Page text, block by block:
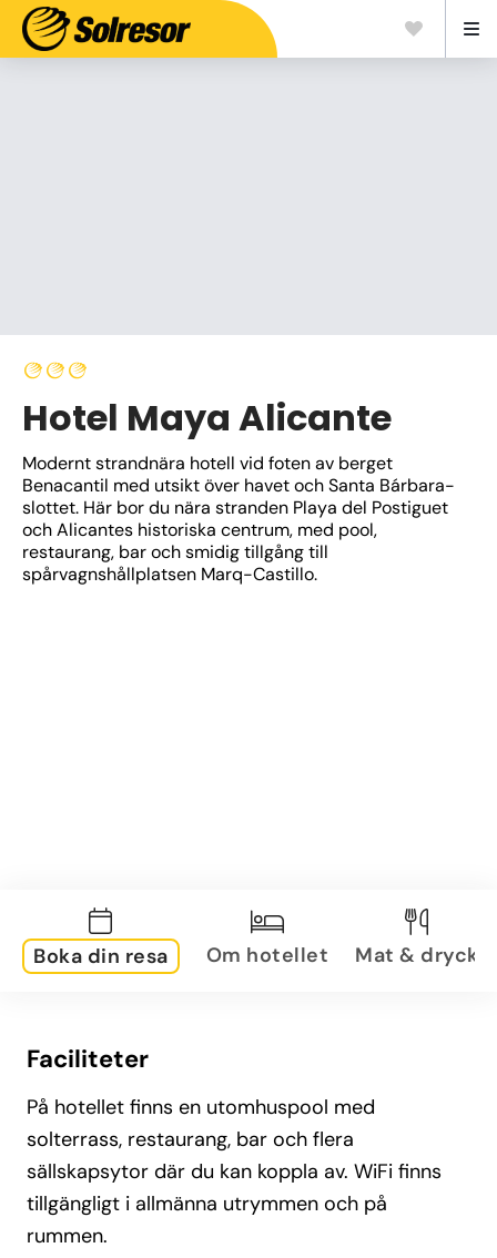
Hotel Maya Alicante
Modernt strandnära hotell vid foten av berget
Benacantil med utsikt över havet och Santa Bárbara-
slottet. Här bor du nära stranden Playa del Postiguet
och Alicantes historiska centrum, med pool,
restaurang, bar och smidig tillgång till
spårvagnshållplatsen Marq-Castillo.
Boka din resa Om hotellet Mat & dryck
Faciliteter
På hotellet finns en utomhuspool med
solterrass, restaurang, bar och flera
sällskapsytor där du kan koppla av. WiFi finns
tillgängligt i allmänna utrymmen och på
rummen.